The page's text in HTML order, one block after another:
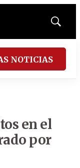
Mostrar
NOTICIAS
en el
por